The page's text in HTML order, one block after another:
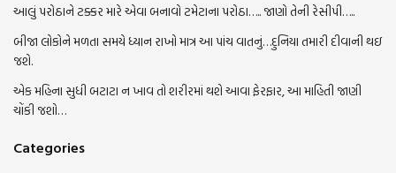
આલું પરોઠાને ટક્કર મારે એવા બનાવો ટમેટાના પરોઠા….. જાણો તેની રેસીપી…..
બીજા લોકોને મળતા સમયે ધ્યાન રાખો માત્ર આ પાંચ વાતનું…દુનિયા તમારી દીવાની થઇ
જશે.
એક મહિના સુધી બટાટા ન ખાવ તો શરીરમાં થશે આવા ફેરફાર, આ માહિતી જાણી
ચોંકી જશો…
Categories